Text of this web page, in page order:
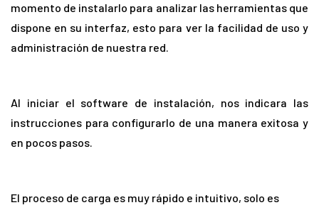
momento de instalarlo para analizar las herramientas que
dispone en su interfaz, esto para ver la facilidad de uso y
administración de nuestra red.
Al iniciar el software de instalación, nos indicara las
instrucciones para configurarlo de una manera exitosa y
en pocos pasos.
El proceso de carga es muy rápido e intuitivo, solo es